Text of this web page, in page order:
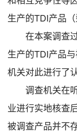
生产的TDI产品
在本案调查过
生产的TDI产品
机关对此进行了
调查机关在听
业进行实地核查
被调查产品并不